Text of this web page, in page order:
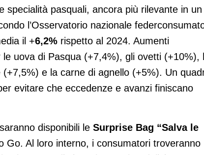
specialità pasquali, ancora più rilevante in un
l’Osservatorio nazionale
il +6,2% rispetto al 2024. Aumenti
uova di Pasqua (+7,4%), gli ovetti (+10%),
e la carne di agnello (+5%). Un
evitare che eccedenze e avanzi finiscano
disponibili le Surprise Bag “Salva le
Go. Al loro interno, i consumatori troveranno